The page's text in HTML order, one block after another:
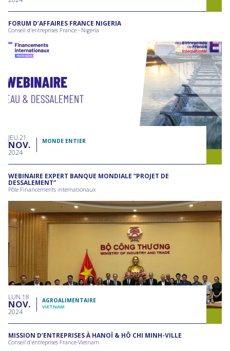
FORUM D’AFFAIRES FRANCE NIGERIA
Conseil d'entreprises France - Nigeria
JEU 21
NOV
2024
MONDE ENTIER
WEBINAIRE EXPERT BANQUE MONDIALE “PROJET DE
DESSALEMENT”
Pôle Financements internationaux
LUN 18
NOV
2024
AGROALIMENTAIRE
VIETNAM
MISSION D’ENTREPRISES À HANOÏ & HÔ CHI MINH-VILLE
Conseil d'entreprises France-Vietnam